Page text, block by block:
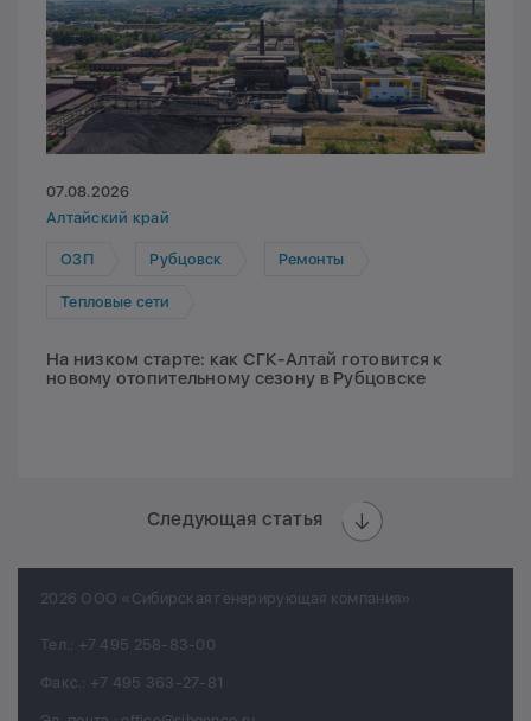
07.08.2026
Алтайский край
ОЗП Рубцовск Ремонты
Тепловые сети
На низком старте: как СГК-Алтай готовится к
новому отопительному сезону в Рубцовске
Следующая статья
2026 ООО «Сибирская генерирующая компания»
Тел.: +7 495 258-83-00
Факс.: +7 495 363-27-81